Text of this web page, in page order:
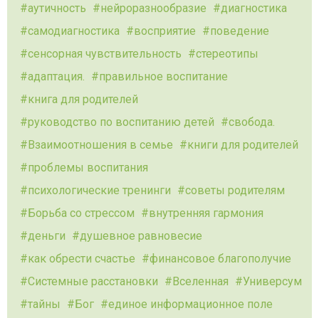
аутичность
нейроразнообразие
диагностика
самодиагностика
восприятие
поведение
сенсорная чувствительность
стереотипы
адаптация.
правильное воспитание
книга для родителей
руководство по воспитанию детей
свобода.
Взаимоотношения в семье
книги для родителей
проблемы воспитания
психологические тренинги
советы родителям
Борьба со стрессом
внутренняя гармония
деньги
душевное равновесие
как обрести счастье
финансовое благополучие
Системные расстановки
Вселенная
Универсум
тайны
Бог
единое информационное поле